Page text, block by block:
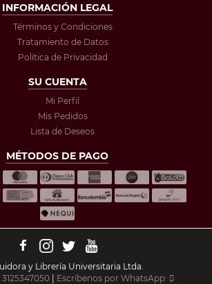
INFORMACIÓN LEGAL
Términos y Condiciones
Tratamiento de Datos
Política de Privacidad
SU CUENTA
Mi Perfil
Mis Pedidos
Lista de Deseos
MÉTODOS DE PAGO
y Librería Universitaria Ltda.
| Escríbenos por WhatsApp: